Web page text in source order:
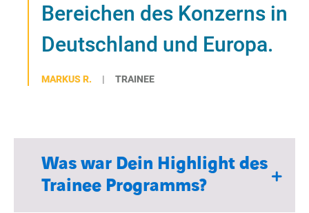
Bereichen des Konzerns in
Deutschland und Europa.
MARKUS R. TRAINEE
Was war Dein Highlight des
Trainee Programms?